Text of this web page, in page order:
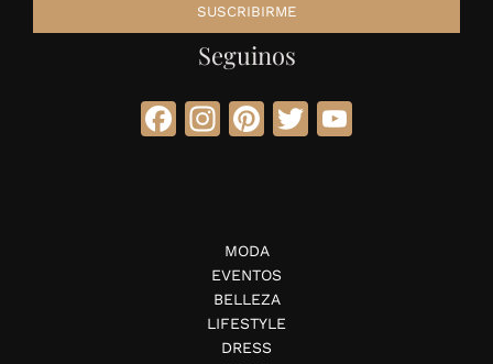
Seguinos
Facebook
Instagram
Pinterest
Twitter
MODA
EVENTOS
BELLEZA
LIFESTYLE
DRESS